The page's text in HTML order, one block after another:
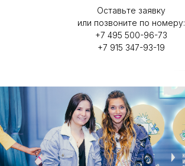
Оставьте заявку
или позвоните по номеру:
+7 495 500-96-73
+7 915 347-93-19